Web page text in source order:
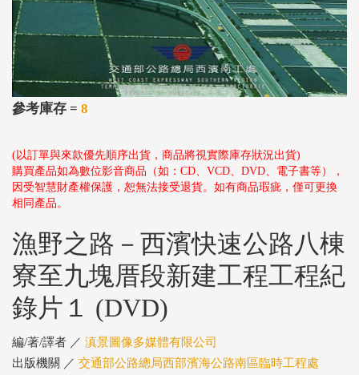
參考庫存 = 8
(以訂單與來款優先順序出貨，商品將視實際庫存狀況出貨)
購買產品如為數位影音商品（如：CD、VCD、DVD、電子書等），
因受智慧財產權保護，恕無法接受退貨。如有商品瑕疵，僅可更換
相同產品。
漁野之路－西濱快速公路八棟
寮至九塊厝段新建工程工程紀
錄片１ (DVD)
編/著/譯者 ／ 滇景圖像多媒體有限公司
出版機關 ／ 交通部公路總局西部濱海公路南區臨時工程處